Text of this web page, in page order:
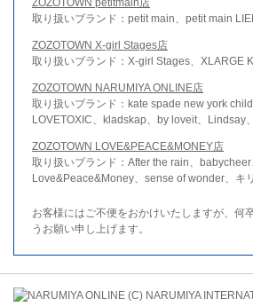
取り扱いブランド：petit main、petit main
ZOZOTOWN X-girl Stages店
取り扱いブランド：X-girl Stages、XLARGE
ZOZOTOWN NARUMIYA ONLINE店
取り扱いブランド：kate spade new york
LOVETOXIC、kladskap、by loveit、Lindsay
ZOZOTOWN LOVE&PEACE&MONEY店
取り扱いブランド：After the rain、babycheer
Love&Peace&Money、sense of wonder、キ
お客様にはご不便をおかけいたしますが、何
うお願い申し上げます。